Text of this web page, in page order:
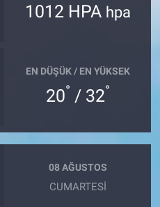
1012 HPA hpa
EN DÜŞÜK / EN YÜKSEK
20° / 32°
08 AĞUSTOS
CUMARTESI